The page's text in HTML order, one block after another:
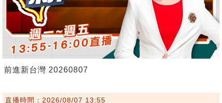
前進新台灣 20260807
直播時間：2026/08/07 13:55